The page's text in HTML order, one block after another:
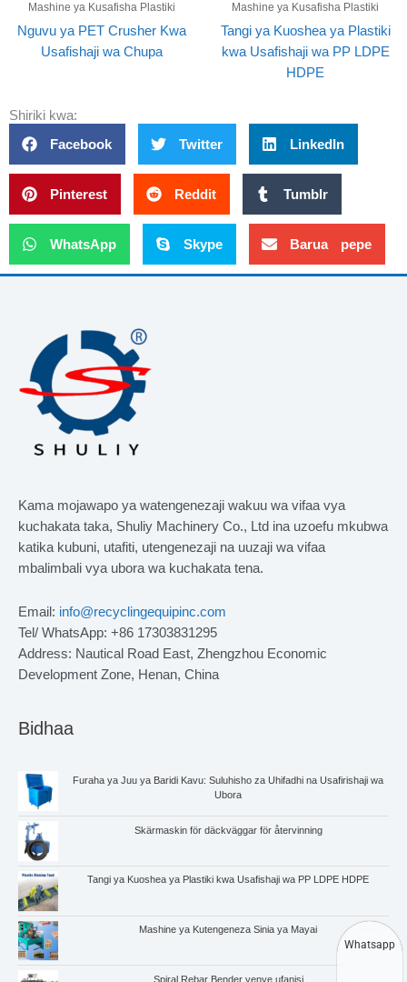
Mashine ya Kusafisha Plastiki
Nguvu ya PET Crusher Kwa
Usafishaji wa Chupa
Mashine ya Kusafisha Plastiki
Tangi ya Kuoshea ya Plastiki
kwa Usafishaji wa PP LDPE
HDPE
Shiriki kwa:
Facebook Twitter LinkedIn
Pinterest Reddit Tumblr
WhatsApp Skype Barua pepe
Kama mojawapo ya watengenezaji wakuu wa vifaa vya
kuchakata taka, Shuliy Machinery Co., Ltd ina uzoefu mkubwa
katika kubuni, utafiti, utengenezaji na uuzaji wa vifaa
mbalimbali vya ubora wa kuchakata tena.
Email: info@recyclingequipinc.com
Tel/ WhatsApp: +86 17303831295
Address: Nautical Road East, Zhengzhou Economic
Development Zone, Henan, China
Bidhaa
Furaha ya Juu ya Baridi Kavu: Suluhisho za Uhifadhi na Usafirishaji wa
Ubora
Skärmaskin för däckväggar för återvinning
Tangi ya Kuoshea ya Plastiki kwa Usafishaji wa PP LDPE HDPE
Mashine ya Kutengeneza Sinia ya Mayai
Spiral Rebar Bender yenye ufanisi
Whatsapp